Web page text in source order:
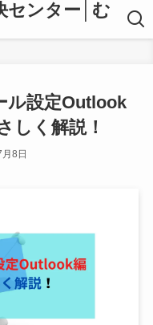
センター│む
ル設定Outlook
しく解説！
8日